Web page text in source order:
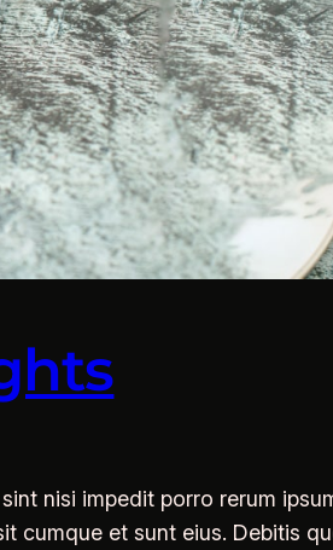
nisi impedit porro rerum
cumque et sunt eius. Debitis